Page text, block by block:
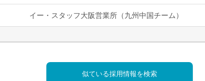
イー・スタッフ大阪営業所（九州中国チーム）
似ている採用情報を検索